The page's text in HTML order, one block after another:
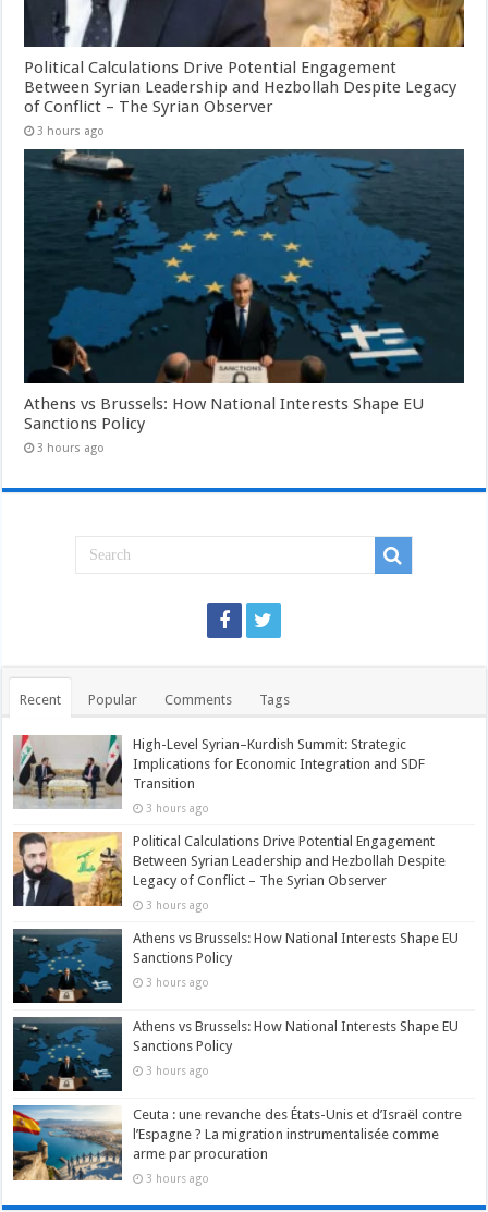
Political Calculations Drive Potential Engagement
Between Syrian Leadership and Hezbollah Despite Legacy
of Conflict – The Syrian Observer
3 hours ago
Athens vs Brussels: How National Interests Shape EU
Sanctions Policy
3 hours ago
Recent Popular Comments Tags
High-Level Syrian–Kurdish Summit: Strategic
Implications for Economic Integration and SDF
Transition
3 hours ago
Political Calculations Drive Potential Engagement
Between Syrian Leadership and Hezbollah Despite
Legacy of Conflict – The Syrian Observer
3 hours ago
Athens vs Brussels: How National Interests Shape EU
Sanctions Policy
3 hours ago
Athens vs Brussels: How National Interests Shape EU
Sanctions Policy
3 hours ago
Ceuta : une revanche des États-Unis et d’Israël contre
l’Espagne ? La migration instrumentalisée comme
arme par procuration
3 hours ago